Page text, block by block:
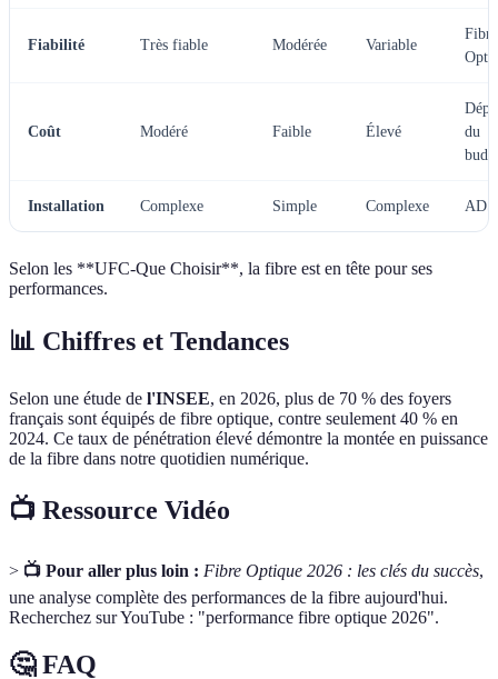
Fiabilité Très fiable Modérée Variable
Fibre
Coût Modéré Faible Élevé
du
Installation Complexe Simple Complexe
Selon les **UFC-Que Choisir**, la fibre est en tête pour ses
performances.
📊 Chiffres et Tendances
Selon une étude de l'INSEE, en 2026, plus de 70 % des foyers
français sont équipés de fibre optique, contre seulement 40 % en
2024. Ce taux de pénétration élevé démontre la montée en puissance
de la fibre dans notre quotidien numérique.
📺 Ressource Vidéo
> 📺 Pour aller plus loin : Fibre Optique 2026 : les clés du succès,
une analyse complète des performances de la fibre aujourd'hui.
Recherchez sur YouTube : "performance fibre optique 2026".
🤔 FAQ